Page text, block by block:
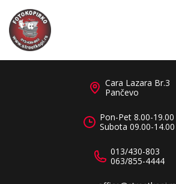
Cara Lazara Br.3
Pančevo
Pon-Pet 8.00-19.00
Subota 09.00-14.00
013/430-803
063/855-4444